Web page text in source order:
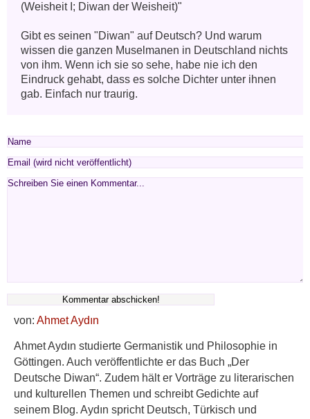
(Weisheit I; Diwan der Weisheit)"
Gibt es seinen "Diwan" auf Deutsch? Und warum
wissen die ganzen Muselmanen in Deutschland nichts
von ihm. Wenn ich sie so sehe, habe nie ich den
Eindruck gehabt, dass es solche Dichter unter ihnen
gab. Einfach nur traurig.
von: Ahmet Aydın
Ahmet Aydın studierte Germanistik und Philosophie in
Göttingen. Auch veröffentlichte er das Buch „Der
Deutsche Diwan“. Zudem hält er Vorträge zu literarischen
und kulturellen Themen und schreibt Gedichte auf
seinem Blog. Aydın spricht Deutsch, Türkisch und